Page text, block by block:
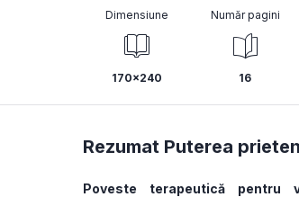
Dimensiune
170x240
Număr pagini
16
Rezumat Puterea
Poveste terapeutică pentru